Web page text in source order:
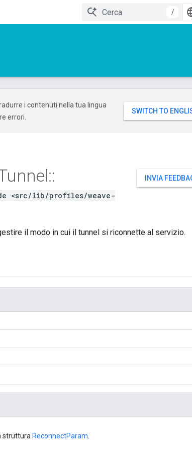
/
i contenuti nella tua lingua
errori.
INVIA
::
<src/lib/profiles/weave-
il modo in cui il tunnel si riconnette al servizio.
struttura ReconnectParam